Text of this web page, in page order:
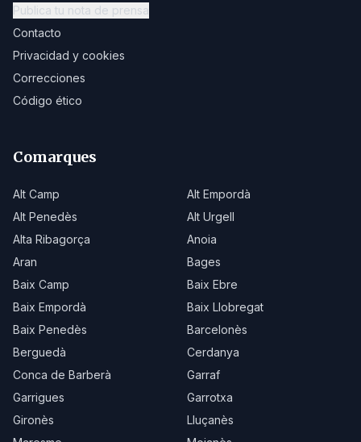
Publica tu nota de prensa
Contacto
Privacidad y cookies
Correcciones
Código ético
Comarques
Alt Camp
Alt Empordà
Alt Penedès
Alt Urgell
Alta Ribagorça
Anoia
Aran
Bages
Baix Camp
Baix Ebre
Baix Empordà
Baix Llobregat
Baix Penedès
Barcelonès
Berguedà
Cerdanya
Conca de Barberà
Garraf
Garrigues
Garrotxa
Gironès
Lluçanès